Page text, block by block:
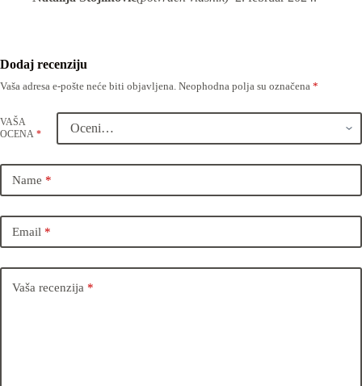
Dodaj recenziju
Vaša adresa e-pošte neće biti objavljena. Neophodna polja su označena *
VAŠA
OCENA *
Name *
Email *
Vaša recenzija *